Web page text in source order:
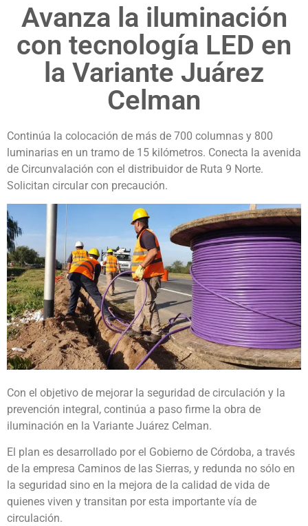
Avanza la iluminación
con tecnología LED en
la Variante Juárez
Celman
Continúa la colocación de más de 700 columnas y 800
luminarias en un tramo de 15 kilómetros. Conecta la avenida
de Circunvalación con el distribuidor de Ruta 9 Norte.
Solicitan circular con precaución.
Con el objetivo de mejorar la seguridad de circulación y la
prevención integral, continúa a paso firme la obra de
iluminación en la Variante Juárez Celman.
El plan es desarrollado por el Gobierno de Córdoba, a través
de la empresa Caminos de las Sierras, y redunda no sólo en
la seguridad sino en la mejora de la calidad de vida de
quienes viven y transitan por esta importante vía de
circulación.